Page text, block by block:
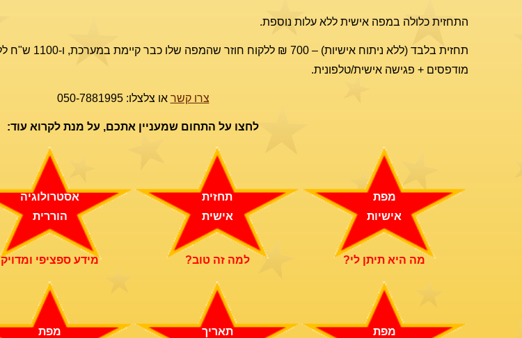
התחזית כלולה במפה אישית ללא עלות נוספת.
מודפסים + פגישה אישית/טלפונית.
צרו קשר או צלצלו: 050-7881995
לחצו על התחום שמעניין אתכם, על מנת לקרוא עוד:
מפת
אישיות
מה היא תיתן לי?
תחזית
אישית
למה זה טוב?
אסטרולוגיה
הוררית
מידע ספציפי ומדויק
מפת
תאריך
מפת